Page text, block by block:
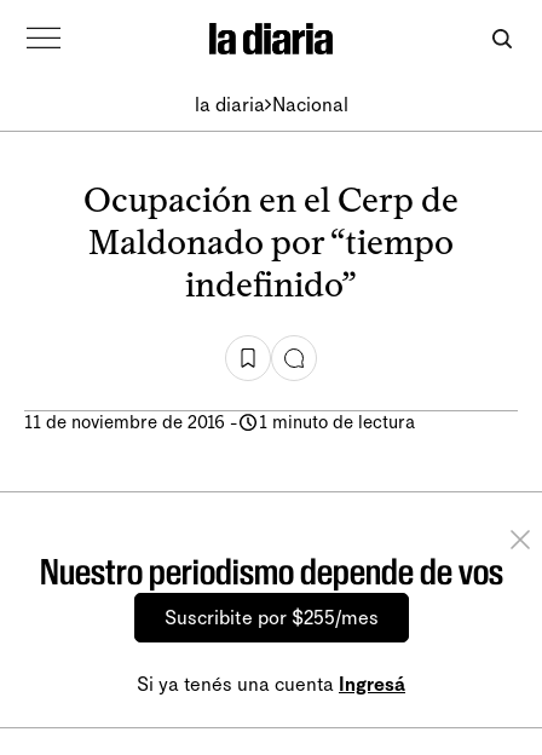
la diaria Nacional
Ocupación en el Cerp de
Maldonado por “tiempo
indefinido”
11 de noviembre de 2016 - 1 minuto de lectura
Nuestro periodismo depende de vos
Suscribite por $255/mes
Si ya tenés una cuenta Ingresá